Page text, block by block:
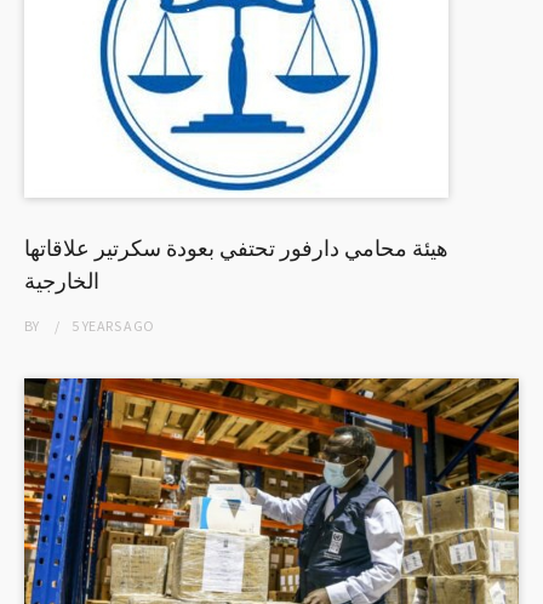
هيئة محامي دارفور تحتفي بعودة سكرتير علاقاتها
الخارجية
BY 5 YEARSAGO